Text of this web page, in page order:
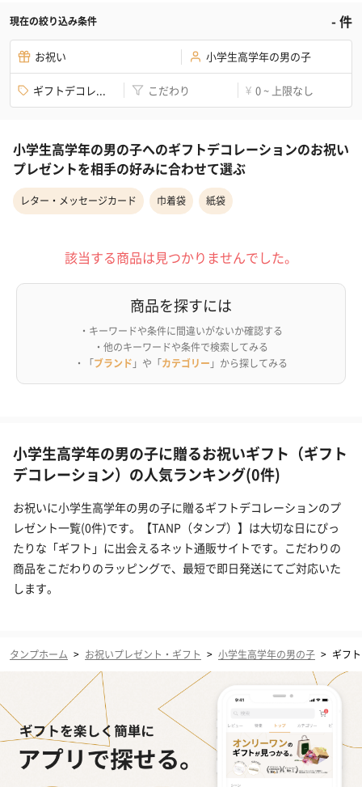
現在の絞り込み条件 -件
お祝い 小学生高学年の男の子
ギフトデコレ... こだわり ¥ 0 ~ 上限なし
小学生高学年の男の子へのギフトデコレーションのお祝い
プレゼントを相手の好みに合わせて選ぶ
レター・メッセージカード 巾着袋 紙袋
該当する商品は見つかりませんでした。
商品を探すには
・キーワードや条件に間違いがないか確認する
・他のキーワードや条件で検索してみる
・「ブランド 」や「カテゴリー 」から探してみる
小学生高学年の男の子に贈るお祝いギフト（ギフト
デコレーション）の人気ランキング(0件)
お祝いに小学生高学年の男の子に贈るギフトデコレーションのプ
レゼント一覧(0件)です。【TANP（タンプ）】は大切な日にぴっ
たりな「ギフト」に出会えるネット通販サイトです。こだわりの
商品をこだわりのラッピングで、最短で即日発送にてご対応いた
します。
タンプホーム > お祝いプレゼント・ギフト > 小学生高学年の男の子 > ギフ